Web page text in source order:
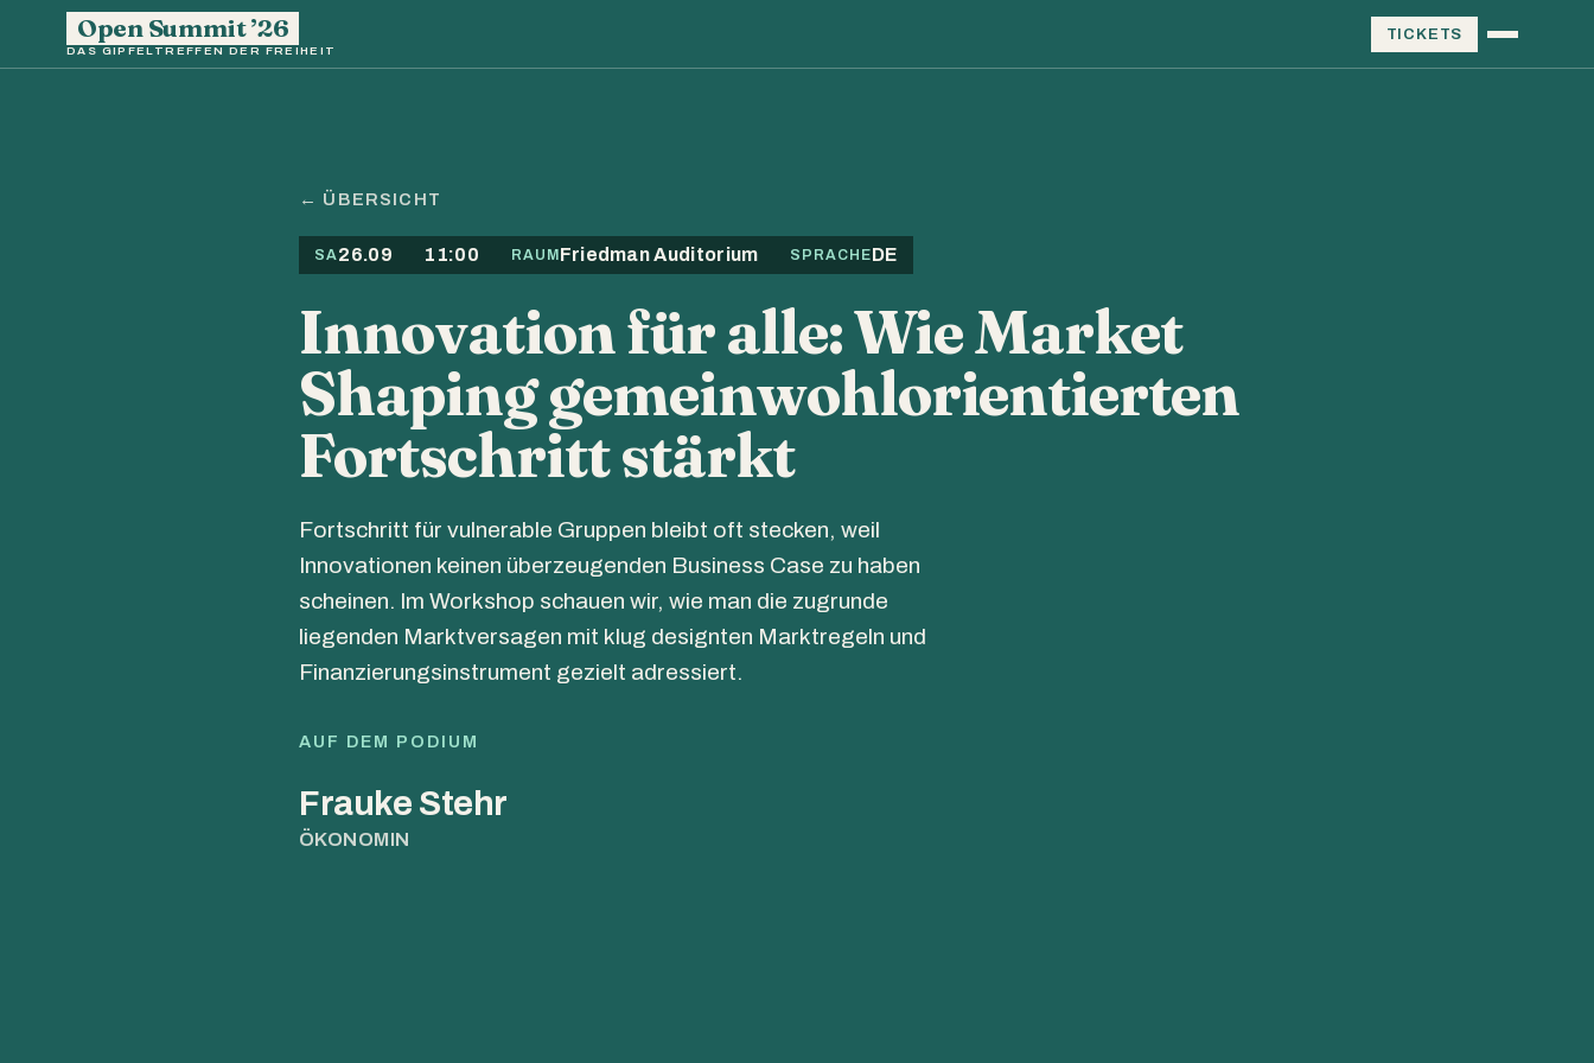
Open Summit ’26
DAS GIPFELTREFFEN DER FREIHEIT
TICKETS
← ÜBERSICHT
SA26.09 11:00 RAUM Friedman Auditorium SPRACHEDE
Innovation für alle: Wie Market
Shaping gemeinwohlorientierten
Fortschritt stärkt
Fortschritt für vulnerable Gruppen bleibt oft stecken, weil
Innovationen keinen überzeugenden Business Case zu haben
scheinen. Im Workshop schauen wir, wie man die zugrunde
liegenden Marktversagen mit klug designten Marktregeln und
Finanzierungsinstrument gezielt adressiert.
AUF DEM PODIUM
Frauke Stehr
ÖKONOMIN